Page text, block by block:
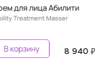
крем для лица Абилити
Ability Treatment Masser
8
В корзину